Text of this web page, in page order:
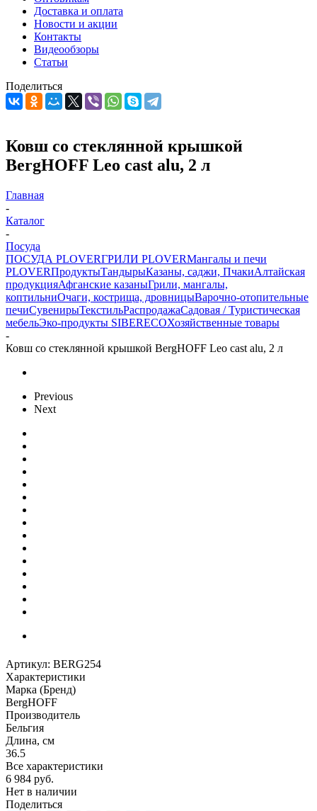
Доставка и оплата
Новости и акции
Контакты
Видеообзоры
Статьи
Поделиться
Ковш со стеклянной крышкой
BergHOFF Leo cast alu, 2 л
Главная
-
Каталог
-
Посуда
ПОСУДА PLOVERГРИЛИ PLOVERМангалы и печи
PLOVERПродуктыТандырыКазаны, саджи, ПчакиАлтайская
продукцияАфганские казаныГрили, мангалы,
коптильниОчаги, кострища, дровницыВарочно-отопительные
печиСувенирыТекстильРаспродажаСадовая / Туристическая
мебельЭко-продукты SIBERECOХозяйственные товары
-
Ковш со стеклянной крышкой BergHOFF Leo cast alu, 2 л
Previous
Next
Артикул: BERG254
Характеристики
Марка (Бренд)
BergHOFF
Производитель
Бельгия
Длина, см
36.5
Все характеристики
6 984 руб.
Нет в наличии
Поделиться